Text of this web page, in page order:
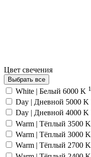
Цвет свечения
Выбрать все
White | Белый 6000 K 1
Day | Дневной 5000 K
Day | Дневной 4000 K
Warm | Тёплый 3500 K
Warm | Тёплый 3000 K
Warm | Тёплый 2700 K